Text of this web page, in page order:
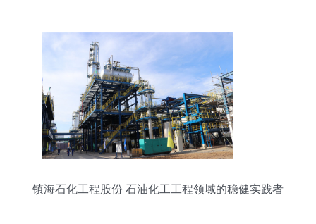
镇海石化工程股份 石油化工工程领域的稳健实践者